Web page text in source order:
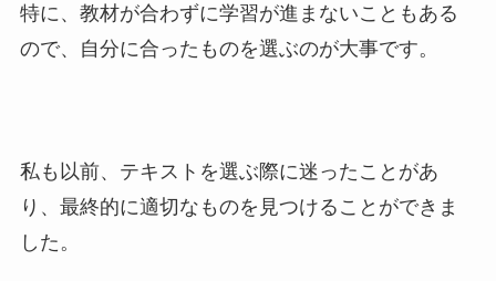
特に、教材が合わずに学習が進まないこともある
ので、自分に合ったものを選ぶのが大事です。
私も以前、テキストを選ぶ際に迷ったことがあ
り、最終的に適切なものを見つけることができま
した。